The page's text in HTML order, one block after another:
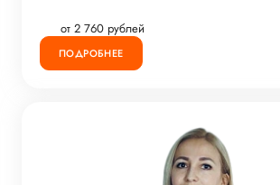
от 2 760 рублей
ПОДРОБНЕЕ